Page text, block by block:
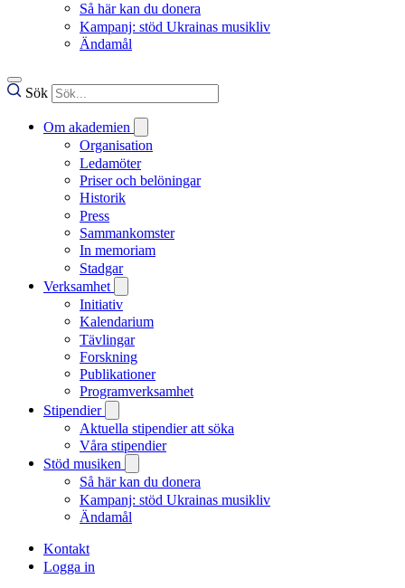
Så här kan du donera
Kampanj: stöd Ukrainas musikliv
Ändamål
Sök
Om akademien
Organisation
Ledamöter
Priser och belöningar
Historik
Press
Sammankomster
In memoriam
Stadgar
Verksamhet
Initiativ
Kalendarium
Tävlingar
Forskning
Publikationer
Programverksamhet
Stipendier
Aktuella stipendier att söka
Våra stipendier
Stöd musiken
Så här kan du donera
Kampanj: stöd Ukrainas musikliv
Ändamål
Kontakt
Logga in